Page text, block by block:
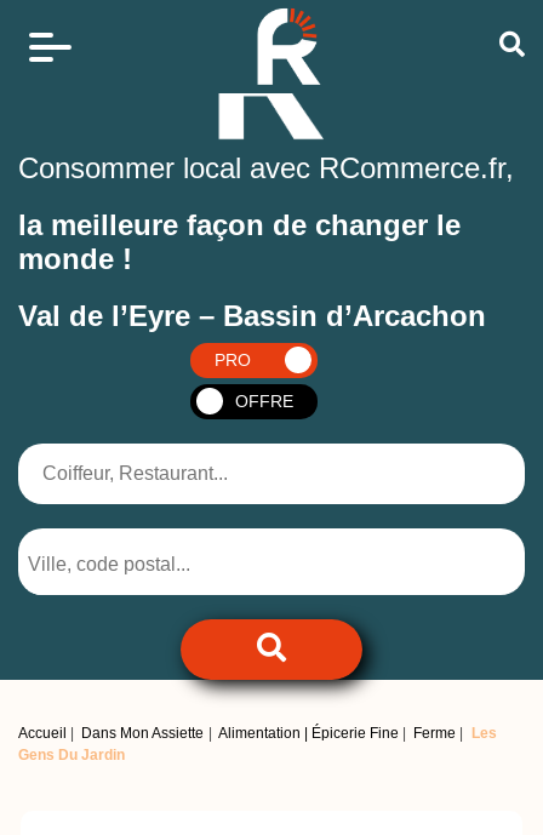
Consommer local avec RCommerce.fr,
la meilleure façon de changer le
monde !
Val de l’Eyre – Bassin d’Arcachon
PRO
OFFRE
Accueil Dans Mon Assiette Alimentation | Épicerie Fine Ferme
Les
Gens Du Jardin